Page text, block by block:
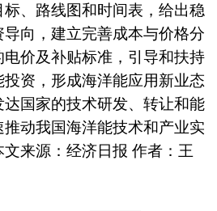
、路线图和时间表，给出稳
向，建立完善成本与价格分
价及补贴标准，引导和扶持
资，形成海洋能应用新业态
国家的技术研发、转让和能
动我国海洋能技术和产业实
来源：经济日报 作者：王